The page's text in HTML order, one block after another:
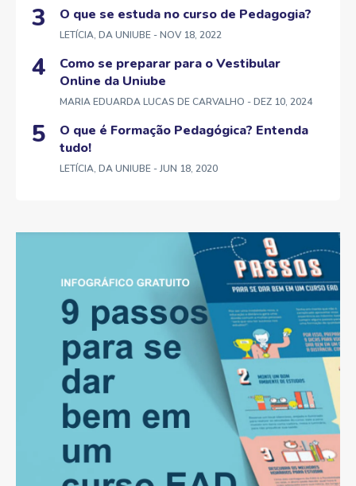
O que se estuda no curso de Pedagogia?
LETÍCIA, DA UNIUBE - NOV 18, 2022
Como se preparar para o Vestibular
Online da Uniube
MARIA EDUARDA LUCAS DE CARVALHO - DEZ 10, 2024
O que é Formação Pedagógica? Entenda
tudo!
LETÍCIA, DA UNIUBE - JUN 18, 2020